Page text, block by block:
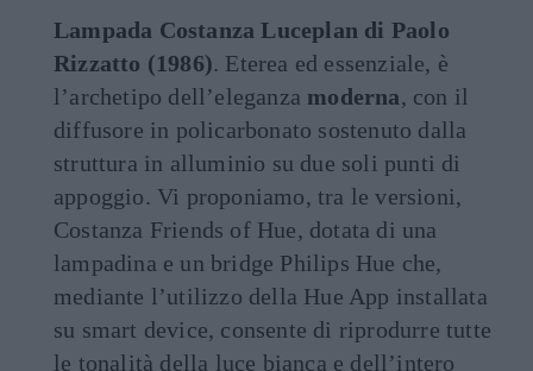
Lampada Costanza Luceplan di Paolo
Rizzatto (1986). Eterea ed essenziale, è
l’archetipo dell’eleganza moderna, con il
diffusore in policarbonato sostenuto dalla
struttura in alluminio su due soli punti di
appoggio. Vi proponiamo, tra le versioni,
Costanza Friends of Hue, dotata di una
lampadina e un bridge Philips Hue che,
mediante l’utilizzo della Hue App installata
su smart device, consente di riprodurre tutte
le tonalità della luce bianca e dell’intero